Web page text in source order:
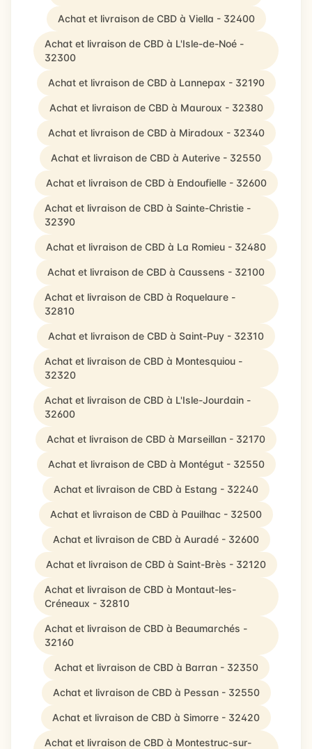
Achat et livraison de CBD à Viella - 32400
Achat et livraison de CBD à L'Isle-de-Noé -
32300
Achat et livraison de CBD à Lannepax - 32190
Achat et livraison de CBD à Mauroux - 32380
Achat et livraison de CBD à Miradoux - 32340
Achat et livraison de CBD à Auterive - 32550
Achat et livraison de CBD à Endoufielle - 32600
Achat et livraison de CBD à Sainte-Christie -
32390
Achat et livraison de CBD à La Romieu - 32480
Achat et livraison de CBD à Caussens - 32100
Achat et livraison de CBD à Roquelaure -
32810
Achat et livraison de CBD à Saint-Puy - 32310
Achat et livraison de CBD à Montesquiou -
32320
Achat et livraison de CBD à L'Isle-Jourdain -
32600
Achat et livraison de CBD à Marseillan - 32170
Achat et livraison de CBD à Montégut - 32550
Achat et livraison de CBD à Estang - 32240
Achat et livraison de CBD à Pauilhac - 32500
Achat et livraison de CBD à Auradé - 32600
Achat et livraison de CBD à Saint-Brès - 32120
Achat et livraison de CBD à Montaut-les-
Créneaux - 32810
Achat et livraison de CBD à Beaumarchés -
32160
Achat et livraison de CBD à Barran - 32350
Achat et livraison de CBD à Pessan - 32550
Achat et livraison de CBD à Simorre - 32420
Achat et livraison de CBD à Montestruc-sur-